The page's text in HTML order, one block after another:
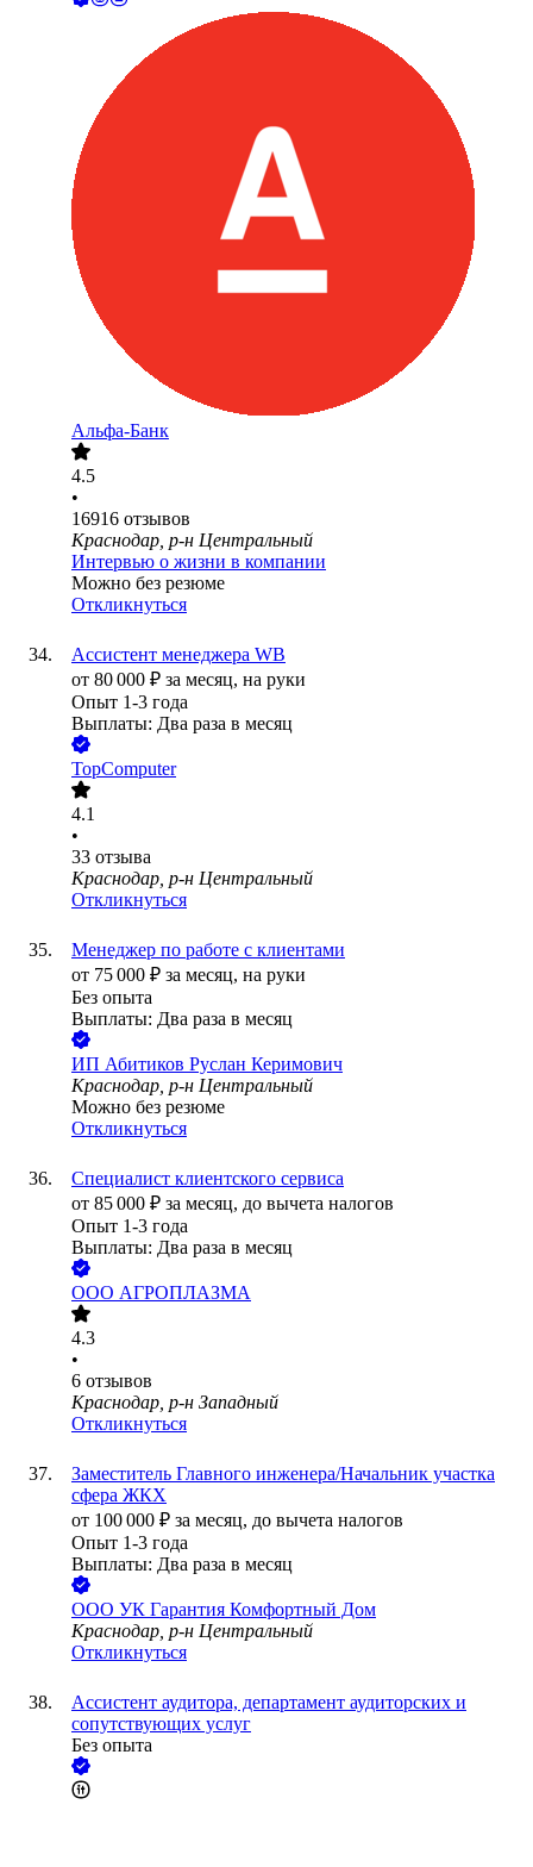
Альфа-Банк
4.5
•
16916 отзывов
Краснодар, р-н Центральный
Интервью о жизни в компании
Можно без резюме
Откликнуться
Ассистент менеджера WB
от 80 000 ₽ за месяц, на руки
Опыт 1-3 года
Выплаты: Два раза в месяц
TopComputer
4.1
•
33 отзыва
Краснодар, р-н Центральный
Откликнуться
Менеджер по работе с клиентами
от 75 000 ₽ за месяц, на руки
Без опыта
Выплаты: Два раза в месяц
ИП Абитиков Руслан Керимович
Краснодар, р-н Центральный
Можно без резюме
Откликнуться
Специалист клиентского сервиса
от 85 000 ₽ за месяц, до вычета налогов
Опыт 1-3 года
Выплаты: Два раза в месяц
ООО АГРОПЛАЗМА
4.3
•
6 отзывов
Краснодар, р-н Западный
Откликнуться
Заместитель Главного инженера/Начальник участка
сфера ЖКХ
от 100 000 ₽ за месяц, до вычета налогов
Опыт 1-3 года
Выплаты: Два раза в месяц
ООО УК Гарантия Комфортный Дом
Краснодар, р-н Центральный
Откликнуться
Ассистент аудитора, департамент аудиторских и
сопутствующих услуг
Без опыта